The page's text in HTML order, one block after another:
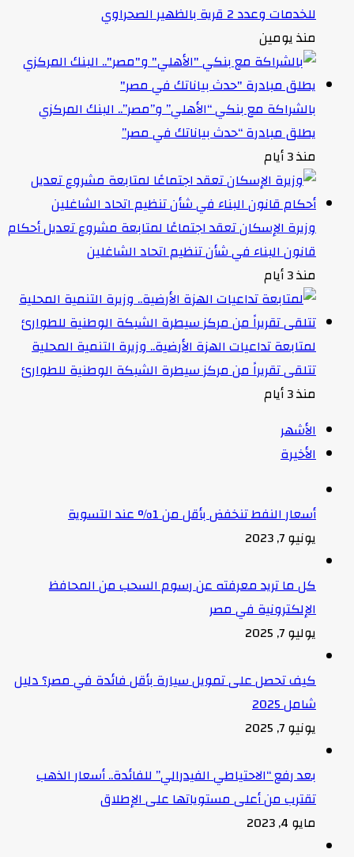
للخدمات وعدد 2 قرية بالظهير الصحراوي
منذ يومين
بالشراكة مع بنكي “الأهلي” و”مصر”.. البنك المركزي
يطلق مبادرة “حدث بياناتك في مصر”
منذ 3 أيام
وزيرة الإسكان تعقد اجتماعًا لمتابعة مشروع تعديل أحكام
قانون البناء في شأن تنظيم اتحاد الشاغلين
منذ 3 أيام
لمتابعة تداعيات الهزة الأرضية.. وزيرة التنمية المحلية
تتلقى تقريراً من مركز سيطرة الشبكة الوطنية للطوارئ
منذ 3 أيام
الأشهر
الأخيرة
أسعار النفط تنخفض بأقل من 1% عند التسوية
يونيو 7, 2023
كل ما تريد معرفته عن رسوم السحب من المحافظ
الإلكترونية في مصر
يوليو 7, 2025
كيف تحصل على تمويل سيارة بأقل فائدة في مصر؟ دليل
شامل 2025
يونيو 7, 2025
بعد رفع “الاحتياطي الفيدرالي” للفائدة.. أسعار الذهب
تقترب من أعلى مستوياتها على الإطلاق
مايو 4, 2023